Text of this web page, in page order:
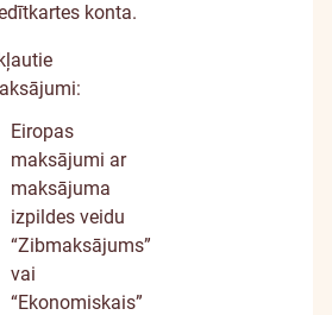
konta.
Eiropas
maksājumi ar
maksājuma
izpildes veidu
“Zibmaksājums”
vai
“Ekonomiskais”